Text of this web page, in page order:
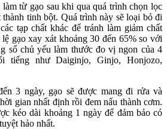
từ gạo sau khi qua quá trình chọn lọc
tinh bột. Quá trình này sẽ loại bỏ đi
tạp chất khác để tránh làm giảm chất
gạo xay xát khoảng 30 đến 65% so với
số chủ yếu làm thước đo vị ngon của 4
tiếng như Daiginjo, Ginjo, Honjozo,
3 ngày, gạo sẽ được mang đi rửa và
gian nhất định rồi đem nấu thành cơm.
kéo dài khoảng 1 ngày để đảm bảo có
hảo nhất.